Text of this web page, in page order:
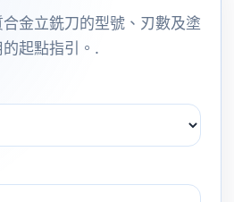
金立銑刀的型號、刃數及塗
起點指引。.